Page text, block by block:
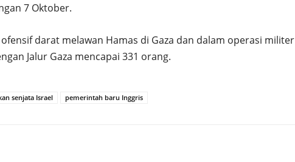
7 Oktober.
darat melawan Hamas di Gaza dan dalam operasi militer
Jalur Gaza mencapai 331 orang.
senjata Israel pemerintah baru Inggris